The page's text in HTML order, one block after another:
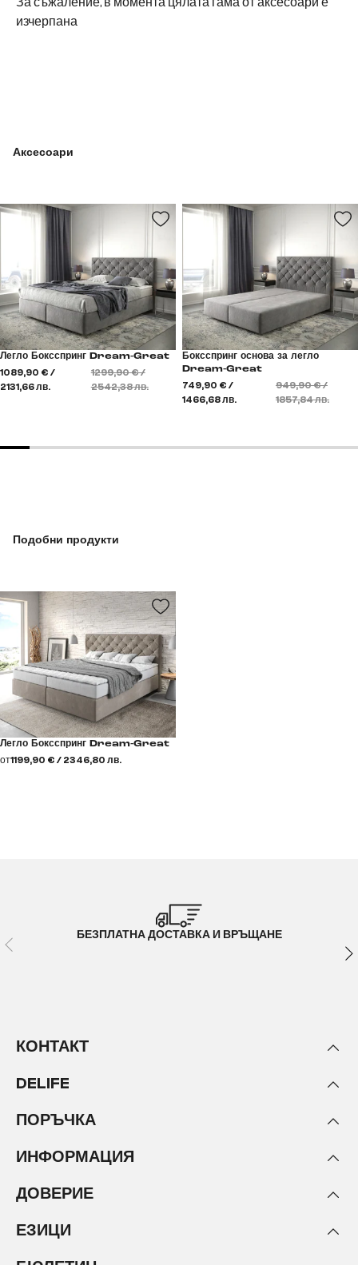
изчерпана
Подобни продукти
Легло Боксспринг Dream-Great
от1199,90 € / 2346,80 лв.
Аксесоари
Легло Боксспринг Dream-Great
1089,90 € /
2131,66 лв.
1299,90 € /
2542,38 лв.
Боксспринг основа за легло
Dream-Great
749,90 € /
1466,68 лв.
949,90 € /
1857,84 лв.
БЕЗПЛАТНА ДОСТАВКА И ВРЪЩАНЕ
КОНТАКТ
DELIFE
ПОРЪЧКА
ИНФОРМАЦИЯ
ДОВЕРИЕ
ЕЗИЦИ